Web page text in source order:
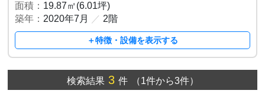
面積： 19.87㎡(6.01坪)
築年： 2020年7月 ／ 2階
＋特徴・設備を表示する
検索結果3 件 （1件から3件）